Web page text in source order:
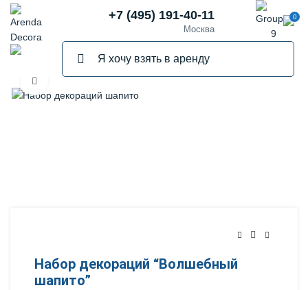
+7 (495) 191-40-11
Москва
0
Набор декораций “Волшебный
шапито”